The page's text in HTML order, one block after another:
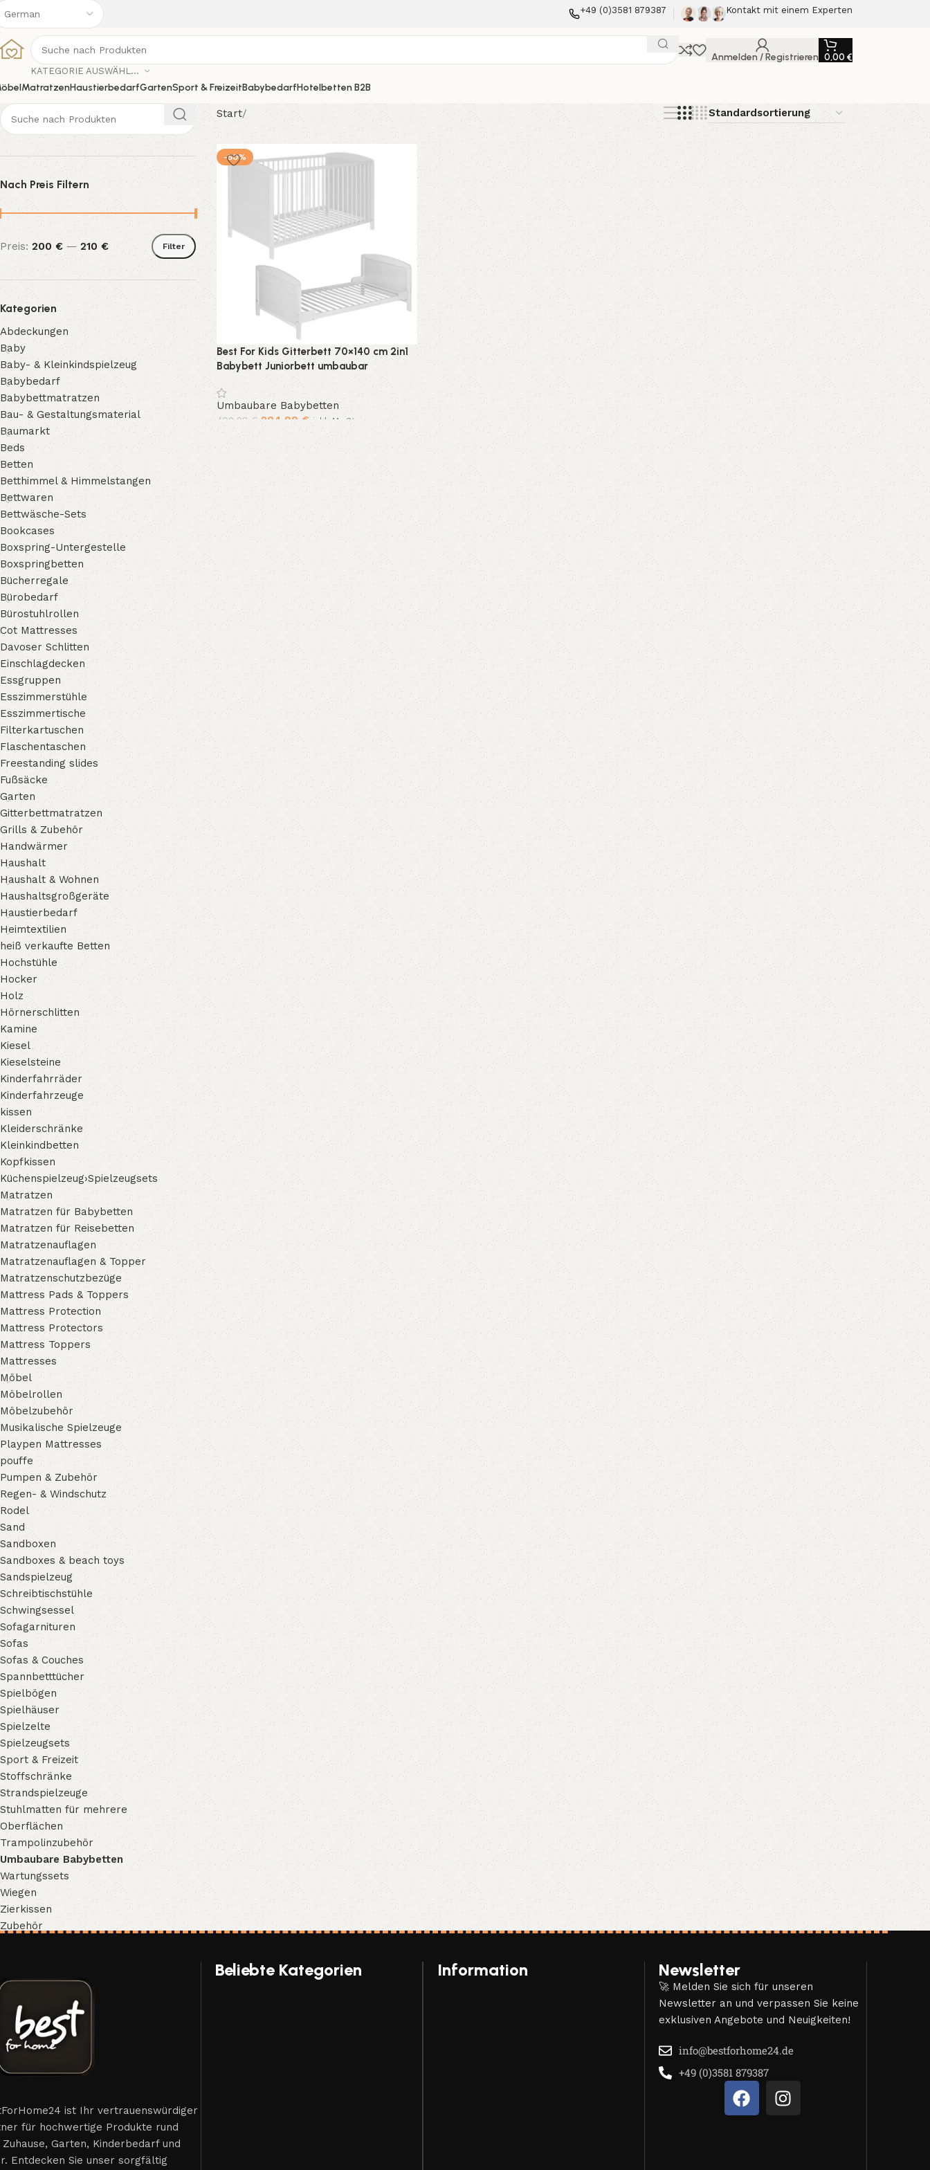
+49 (0)3581 879387 Kontakt mit einem Experten
KATEGORIE AUSWÄHLEN
Anmelden / Registrieren 0,00 €
MatratzenHaustierbedarfGartenSport & FreizeitBabybedarfHotelbetten B2B
Nach Preis Filtern
Filter
Preis: 200 €— 210 €
Kategorien
Abdeckungen
Baby
Baby- & Kleinkindspielzeug
Babybedarf
Babybettmatratzen
Bau- & Gestaltungsmaterial
Baumarkt
Beds
Betten
Betthimmel & Himmelstangen
Bettwaren
Bettwäsche-Sets
Bookcases
Boxspring-Untergestelle
Boxspringbetten
Bücherregale
Bürobedarf
Bürostuhlrollen
Cot Mattresses
Davoser Schlitten
Einschlagdecken
Essgruppen
Esszimmerstühle
Esszimmertische
Filterkartuschen
Flaschentaschen
Freestanding slides
Fußsäcke
Garten
Gitterbettmatratzen
Grills & Zubehör
Handwärmer
Haushalt
Haushalt & Wohnen
Haushaltsgroßgeräte
Haustierbedarf
Heimtextilien
heiß verkaufte Betten
Hochstühle
Hocker
Holz
Hörnerschlitten
Kamine
Kiesel
Kieselsteine
Kinderfahrräder
Kinderfahrzeuge
kissen
Kleiderschränke
Kleinkindbetten
Kopfkissen
Küchenspielzeug›Spielzeugsets
Matratzen
Matratzen für Babybetten
Matratzen für Reisebetten
Matratzenauflagen
Matratzenauflagen & Topper
Matratzenschutzbezüge
Mattress Pads & Toppers
Mattress Protection
Mattress Protectors
Mattress Toppers
Mattresses
Möbel
Möbelrollen
Möbelzubehör
Musikalische Spielzeuge
Playpen Mattresses
pouffe
Pumpen & Zubehör
Regen- & Windschutz
Rodel
Sand
Sandboxen
Sandboxes & beach toys
Sandspielzeug
Schreibtischstühle
Schwingsessel
Sofagarnituren
Sofas
Sofas & Couches
Spannbetttücher
Spielbögen
Spielhäuser
Spielzelte
Spielzeugsets
Sport & Freizeit
Stoffschränke
Strandspielzeuge
Stuhlmatten für mehrere
Oberflächen
Trampolinzubehör
Umbaubare Babybetten
Wartungssets
Wiegen
Zierkissen
Zubehör
Start
-50%
Best For Kids Gitterbett 70×140 cm 2in1
Babybett Juniorbett umbaubar
Buchenholz mitwachsend Weiß
Umbaubare Babybetten
409,98 € 204,99 € inkl. MwSt.
In den Warenkorb
ist Ihr vertrauenswürdiger
für hochwertige Produkte rund
Zuhause, Garten, Kinderbedarf und
Entdecken Sie unser sorgfältig
Beliebte Kategorien Information Newsletter
🚀 Melden Sie sich für unseren
Newsletter an und verpassen Sie keine
exklusiven Angebote und Neuigkeiten!
info@bestforhome24.de
+49 (0)3581 879387